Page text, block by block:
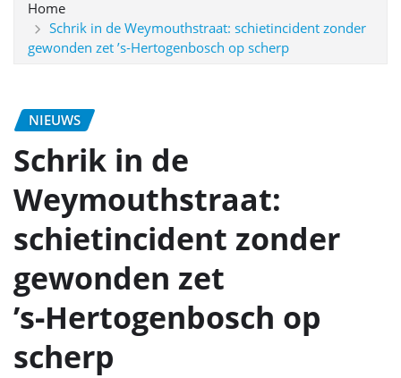
Home
Schrik in de Weymouthstraat: schietincident zonder
gewonden zet ’s‑Hertogenbosch op scherp
NIEUWS
Schrik in de
Weymouthstraat:
schietincident zonder
gewonden zet
’s‑Hertogenbosch op
scherp